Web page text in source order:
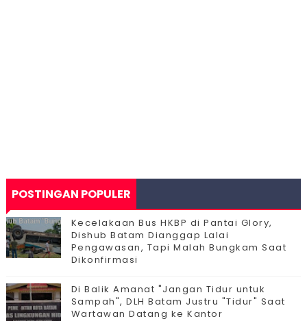
POSTINGAN POPULER
Kecelakaan Bus HKBP di Pantai Glory,
Dishub Batam Dianggap Lalai
Pengawasan, Tapi Malah Bungkam Saat
Dikonfirmasi
Di Balik Amanat "Jangan Tidur untuk
Sampah", DLH Batam Justru "Tidur" Saat
Wartawan Datang ke Kantor